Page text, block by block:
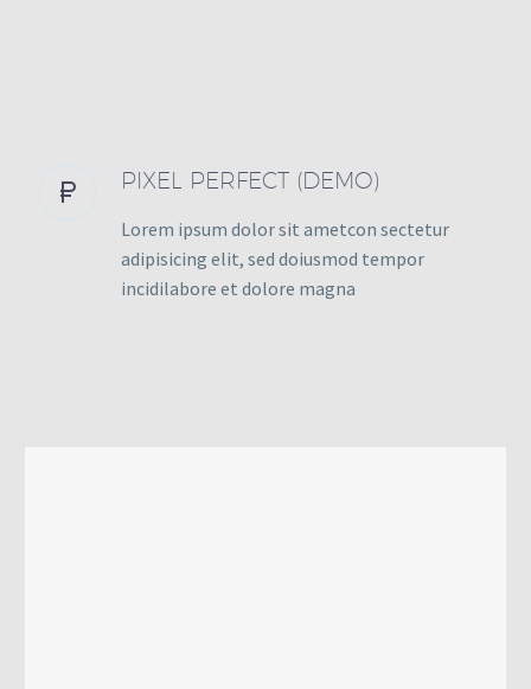

 PIXEL PERFECT (DEMO)
Lorem ipsum dolor sit ametcon sectetur
adipisicing elit, sed doiusmod tempor
incidilabore et dolore magna